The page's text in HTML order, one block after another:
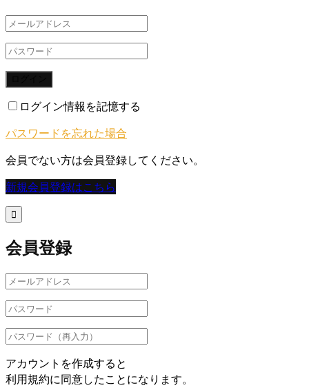
ログイン情報を記憶する
パスワードを忘れた場合
会員でない方は会員登録してください。
新規会員登録はこちら

会員登録
アカウントを作成すると
利用規約に同意したことになります。